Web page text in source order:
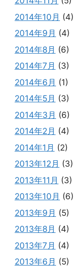
2014年10月 (4)
2014年9月 (4)
2014年8月 (6)
2014年7月 (3)
2014年6月 (1)
2014年5月 (3)
2014年3月 (6)
2014年2月 (4)
2014年1月 (2)
2013年12月 (3)
2013年11月 (3)
2013年10月 (6)
2013年9月 (5)
2013年8月 (4)
2013年7月 (4)
2013年6月 (5)